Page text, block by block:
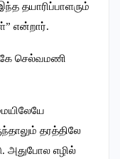
தயாரிப்பாளரும்
என்றார்.
செல்வமணி
தரத்திலே
அதுபோல எழில்